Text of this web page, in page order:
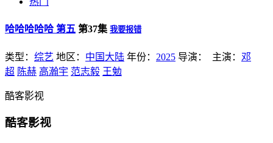
哈哈哈哈哈 第五 第37集 我要报错
类型： 综艺 地区： 中国大陆 年份： 2025 导演： 主演： 邓
超 陈赫 高瀚宇 范志毅 王勉
酷客影视
酷客影视